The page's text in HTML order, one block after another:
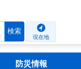
検索
現在地
防災情報